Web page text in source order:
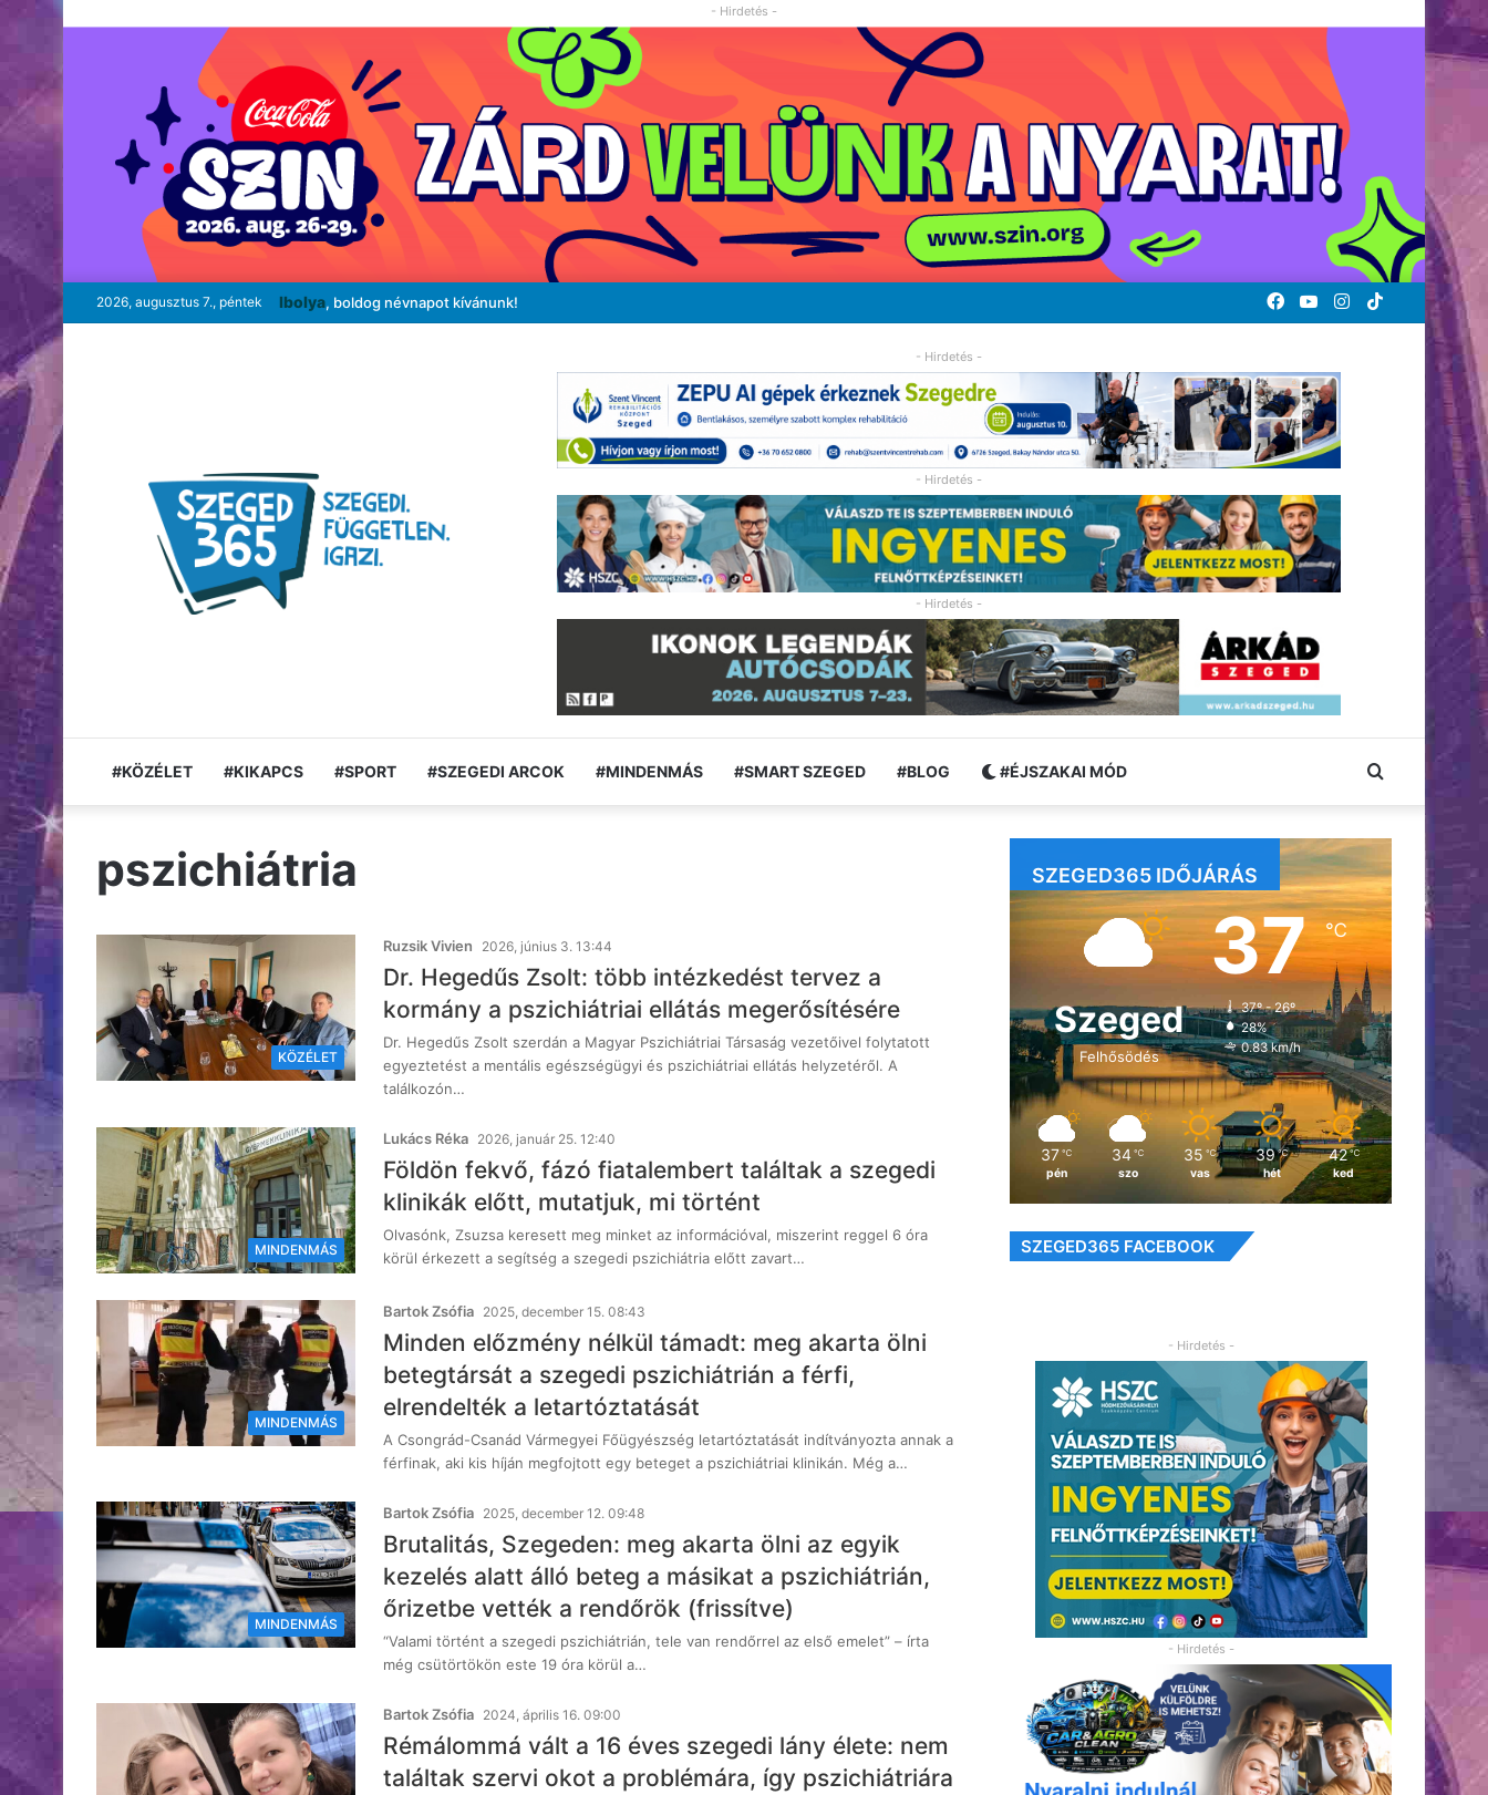
- Hirdetés -
2026, augusztus 7., péntek Ibolya, boldog névnapot kívánunk! TikTok
Instagram
YouTube
Facebook
- Hirdetés -
- Hirdetés -
- Hirdetés -
#KÖZÉLET #KIKAPCS #SPORT #SZEGEDI ARCOK #MINDENMÁS #SMART SZEGED #BLOG #ÉJSZAKAI MÓD Keresés:
pszichiátria
KÖZÉLET
Ruzsik Vivien 2026, június 3. 13:44
Dr. Hegedűs Zsolt: több intézkedést tervez a
kormány a pszichiátriai ellátás megerősítésére
Dr. Hegedűs Zsolt szerdán a Magyar Pszichiátriai Társaság vezetőivel folytatott
egyeztetést a mentális egészségügyi és pszichiátriai ellátás helyzetéről. A
találkozón…
MINDENMÁS
Lukács Réka 2026, január 25. 12:40
Földön fekvő, fázó fiatalembert találtak a szegedi
klinikák előtt, mutatjuk, mi történt
Olvasónk, Zsuzsa keresett meg minket az információval, miszerint reggel 6 óra
körül érkezett a segítség a szegedi pszichiátria előtt zavart…
MINDENMÁS
Bartok Zsófia 2025, december 15. 08:43
Minden előzmény nélkül támadt: meg akarta ölni
betegtársát a szegedi pszichiátrián a férfi,
elrendelték a letartóztatását
A Csongrád-Csanád Vármegyei Főügyészség letartóztatását indítványozta annak a
férfinak, aki kis híján megfojtott egy beteget a pszichiátriai klinikán. Még a…
MINDENMÁS
Bartok Zsófia 2025, december 12. 09:48
Brutalitás, Szegeden: meg akarta ölni az egyik
kezelés alatt álló beteg a másikat a pszichiátrián,
őrizetbe vették a rendőrök (frissítve)
“Valami történt a szegedi pszichiátrián, tele van rendőrrel az első emelet” – írta
még csütörtökön este 19 óra körül a…
Bartok Zsófia 2024, április 16. 09:00
Rémálommá vált a 16 éves szegedi lány élete: nem
találtak szervi okot a problémára, így pszichiátriára
SZEGED365 IDŐJÁRÁS
Szeged
Felhősödés
37℃
37º - 26º
28%
0.83 km/h
37 ℃
pén
34 ℃
szo
35 ℃
vas
39 ℃
hét
42 ℃
ked
SZEGED365 FACEBOOK
- Hirdetés -
- Hirdetés -